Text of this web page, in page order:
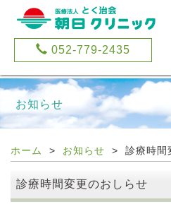
052-779-2435
お知らせ
ホーム お知らせ 診療時間
診療時間変更のおしらせ